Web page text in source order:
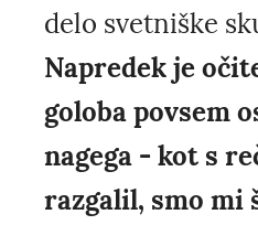
delo svetniške
Napredek je
goloba povsem
nagega - kot s
razgalil, smo mi